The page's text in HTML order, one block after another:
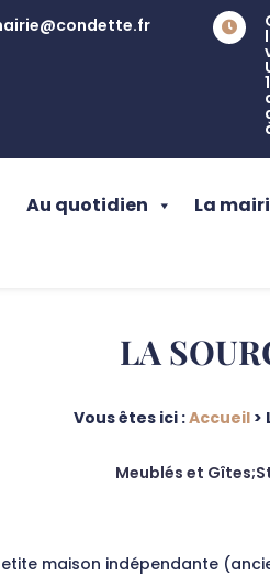

Au quotidien La
LA
Vous êtes ici :Accueil>
Meublés et
maison indépendante